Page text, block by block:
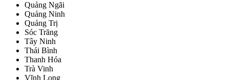
Quảng Ngãi
Quảng Ninh
Quảng Trị
Sóc Trăng
Tây Ninh
Thái Bình
Thanh Hóa
Trà Vinh
Vĩnh Long